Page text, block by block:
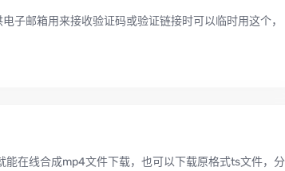
子邮箱用来接收验证码或验证链接时可以临时用这个，
在线合成mp4文件下载，也可以下载原格式ts文件，分